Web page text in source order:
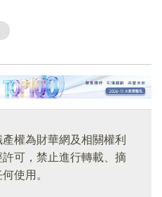
權為財華網及相關權利
可，禁止進行轉載、摘
使用。